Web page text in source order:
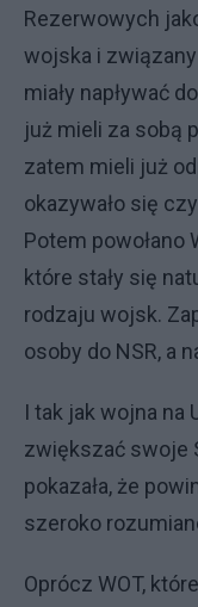
Rezerwowych
wojska i
miały napływać
już mieli za sobą
zatem mieli już
okazywało się
Potem powołano
które stały się
rodzaju wojsk.
osoby do NSR, a
I tak jak wojna na
zwiększać swoje
pokazała, że
szeroko
Oprócz WOT,